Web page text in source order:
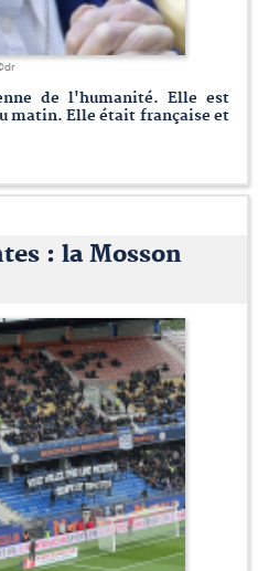
de l'humanité. Elle est
matin. Elle était française et
: la Mosson